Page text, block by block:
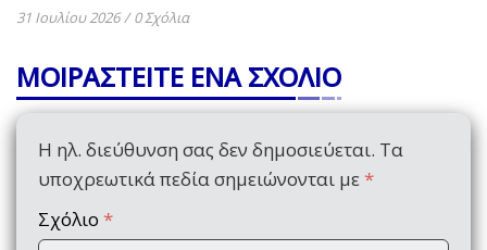
31 Ιουλίου 2026 / 0 Σχόλια
ΜΟΙΡΑΣΤΕΙΤΕ ΕΝΑ ΣΧΟΛΙΟ
Η ηλ. διεύθυνση σας δεν δημοσιεύεται. Τα
υποχρεωτικά πεδία σημειώνονται με *
Σχόλιο *